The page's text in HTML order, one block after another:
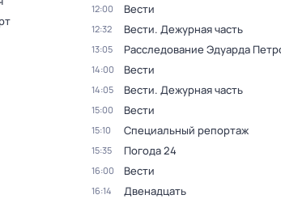
12:00 Вести
12:32 Вести. Дежурная часть
13:05 Расследование Эдуарда
14:00 Вести
14:05 Вести. Дежурная часть
15:00 Вести
15:10 Специальный репортаж
15:35 Погода 24
16:00 Вести
16:14 Двенадцать